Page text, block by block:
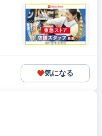
気になる